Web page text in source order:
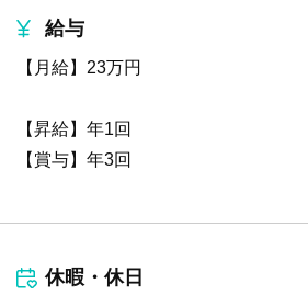
給与
【月給】23万円
【昇給】年1回
【賞与】年3回
休暇・休日